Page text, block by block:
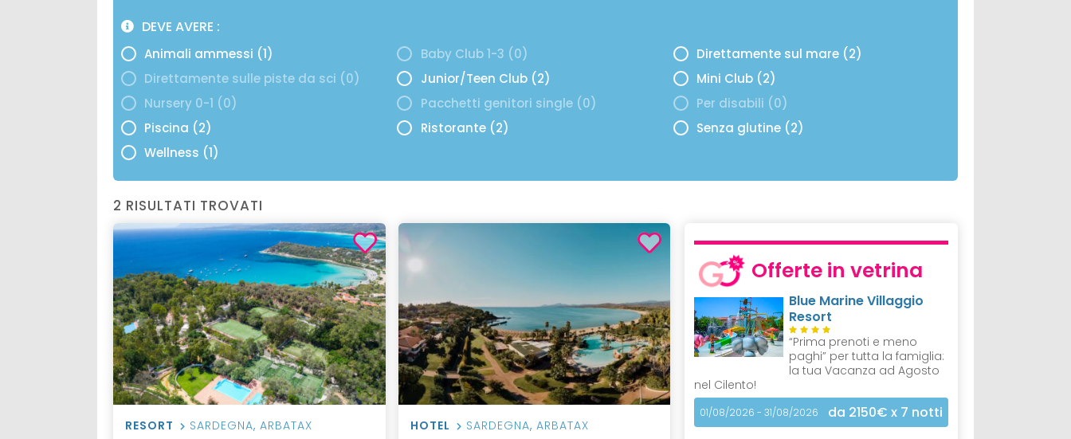
DEVE AVERE
Animali ammessi (1) Baby Club 1-3 (0)
Direttamente sul mare (2)
Direttamente sulle piste da sci (0)
Junior/Teen Club (2)
Mini Club (2)
Nursery 0-1 (0)
Pacchetti genitori single (0)
Per disabili (0)
Piscina (2)
Ristorante (2)
Senza glutine (2)
Wellness (1)
2 RISULTATI TROVATI
RESORT SARDEGNA, ARBATAX HOTEL SARDEGNA, ARBATAX
Offerte in vetrina
Blue Marine Villaggio
Resort
“Prima prenoti e meno
paghi” per tutta la famiglia:
la tua Vacanza ad Agosto
nel Cilento!
01/08/2026 - 31/08/2026 da 2150€ x 7 notti